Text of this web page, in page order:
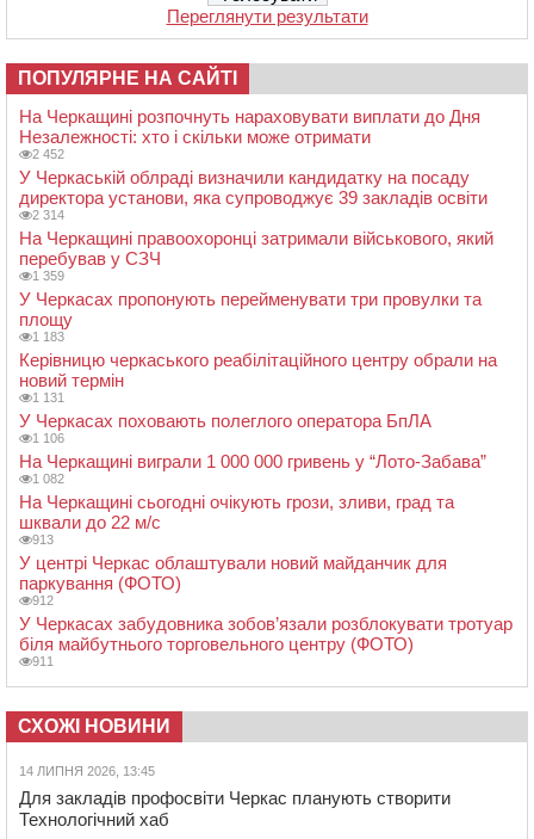
Переглянути результати
ПОПУЛЯРНЕ НА САЙТІ
На Черкащині розпочнуть нараховувати виплати до Дня
Незалежності: хто і скільки може отримати
2 452
У Черкаській облраді визначили кандидатку на посаду
директора установи, яка супроводжує 39 закладів освіти
2 314
На Черкащині правоохоронці затримали військового, який
перебував у СЗЧ
1 359
У Черкасах пропонують перейменувати три провулки та
площу
1 183
Керівницю черкаського реабілітаційного центру обрали на
новий термін
1 131
У Черкасах поховають полеглого оператора БпЛА
1 106
На Черкащині виграли 1 000 000 гривень у “Лото-Забава”
1 082
На Черкащині сьогодні очікують грози, зливи, град та
шквали до 22 м/с
913
У центрі Черкас облаштували новий майданчик для
паркування (ФОТО)
912
У Черкасах забудовника зобов’язали розблокувати тротуар
біля майбутнього торговельного центру (ФОТО)
911
СХОЖІ НОВИНИ
14 ЛИПНЯ 2026, 13:45
Для закладів профосвіти Черкас планують створити
Технологічний хаб